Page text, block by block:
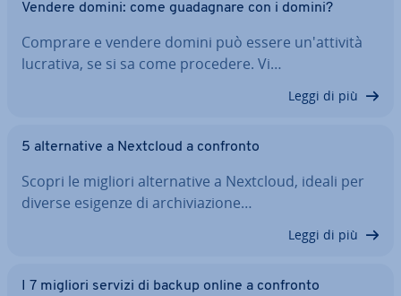
Vendere domini: come gua­da­gna­re con i domini?
Comprare e vendere domini può essere un'at­ti­vi­tà
lucrativa, se si sa come procedere. Vi…
Leggi di più
5 al­ter­na­ti­ve a Nextcloud a confronto
Scopri le migliori al­ter­na­ti­ve a Nextcloud, ideali per
diverse esigenze di ar­chi­via­zio­ne…
Leggi di più
I 7 migliori servizi di backup online a confronto